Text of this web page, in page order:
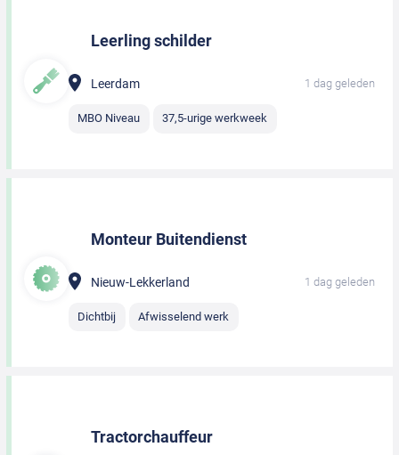
Leerling schilder
Leerdam 1 dag geleden
MBO Niveau 37,5-urige werkweek
Monteur Buitendienst
Nieuw-Lekkerland 1 dag geleden
Dichtbij Afwisselend werk
Tractorchauffeur